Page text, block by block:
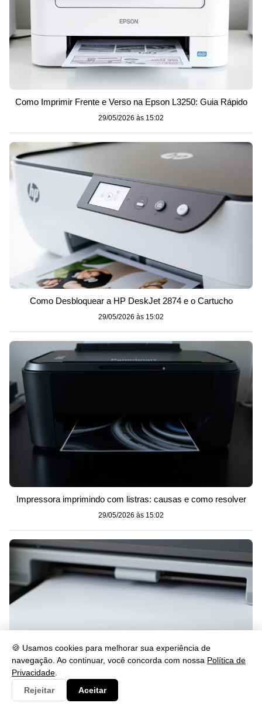
🍪 Usamos cookies para melhorar sua experiência de
navegação. Ao continuar, você concorda com nossa Política de
Privacidade
Rejeitar
Aceitar
Como Imprimir Frente e Verso na Epson L3250: Guia Rápido
29/05/2026 às 15:02
Como Desbloquear a HP DeskJet 2874 e o Cartucho
29/05/2026 às 15:02
Impressora imprimindo com listras: causas e como resolver
29/05/2026 às 15:02
Impressora imprimindo em branco? Veja como resolver